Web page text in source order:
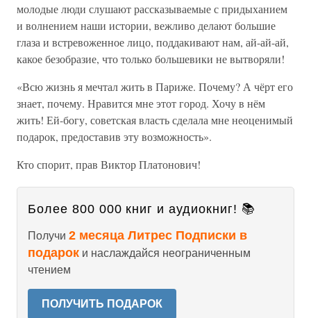
молодые люди слушают рассказываемые с придыханием
и волнением наши истории, вежливо делают большие
глаза и встревоженное лицо, поддакивают нам, ай-ай-ай,
какое безобразие, что только большевики не вытворяли!
«Всю жизнь я мечтал жить в Париже. Почему? А чёрт его
знает, почему. Нравится мне этот город. Хочу в нём
жить! Ей-богу, советская власть сделала мне неоценимый
подарок, предоставив эту возможность».
Кто спорит, прав Виктор Платонович!
Более 800 000 книг и аудиокниг! 📚
Получи 2 месяца Литрес Подписки в
подарок и наслаждайся неограниченным
чтением
ПОЛУЧИТЬ ПОДАРОК